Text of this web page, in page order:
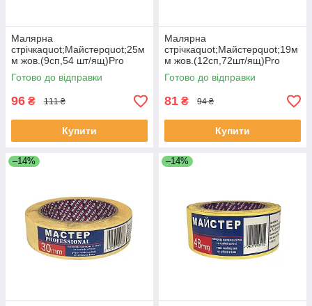
Малярна
стрічкаquot;Майстерquot;25м
м жов.(9сп,54 шт/ящ)Pro
ЕКОБОКС
Готово до відправки
96 ₴ 111 ₴
Купити
Малярна
стрічкаquot;Майстерquot;19м
м жов.(12сп,72шт/ящ)Pro
ЕКОБОКС
Готово до відправки
81 ₴ 94 ₴
Купити
–14% –14%